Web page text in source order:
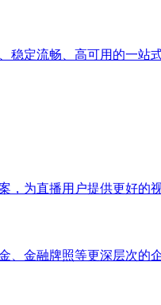
稳定流畅、高可用的一站
，为直播用户提供更好的
、金融牌照等更深层次的企